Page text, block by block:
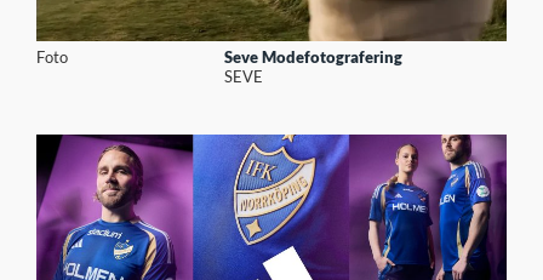
Foto
Seve Modefotografering
SEVE